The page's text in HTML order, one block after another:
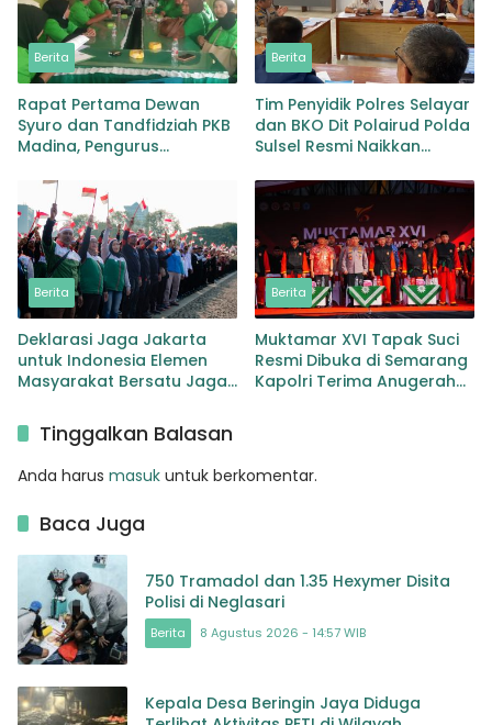
Berita
Rapat Pertama Dewan
Syuro dan Tandfidziah PKB
Madina, Pengurus
adalah Tokoh
Berita
Tim Penyidik Polres Selayar
dan BKO Dit Polairud Polda
Sulsel Resmi Naikkan
Tahap Penyidikan
Berita
Deklarasi Jaga Jakarta
untuk Indonesia Elemen
Masyarakat Bersatu Jaga
Berita
Muktamar XVI Tapak Suci
Resmi Dibuka di Semarang
Kapolri Terima Anugerah
Tinggalkan Balasan
Anda harus masuk untuk berkomentar.
Baca Juga
750 Tramadol dan 1.35 Hexymer Disita
Polisi di Neglasari
Berita 8 Agustus 2026 - 14:57 WIB
Kepala Desa Beringin Jaya Diduga